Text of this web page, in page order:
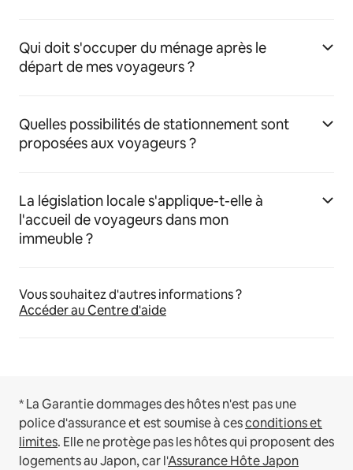
Qui doit s'occuper du ménage après le
départ de mes voyageurs ?
Quelles possibilités de stationnement sont
proposées aux voyageurs ?
La législation locale s'applique-t-elle à
l'accueil de voyageurs dans mon
immeuble ?
Vous souhaitez d'autres informations ?
Accéder au Centre d'aide
* La Garantie dommages des hôtes n'est pas une
police d'assurance et est soumise à cesconditions et
limites. Elle ne protège pas les hôtes qui proposent des
logements au Japon, car l'Assurance Hôte Japon